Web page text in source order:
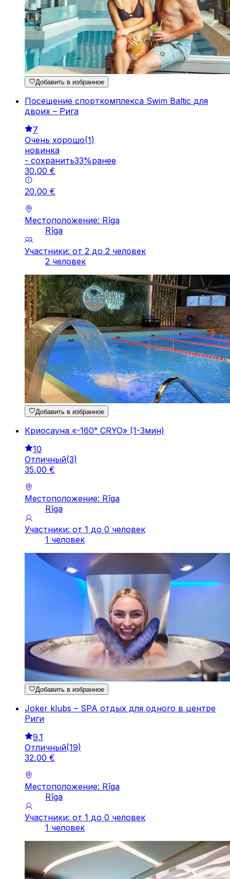
Добавить в избранное
Посещение спорткомплекса Swim Baltic для
двоих – Рига
7
Очень хорошо(1)
новинка
- cохранить33%ранее
30,00 €
20,00 €
Местоположение: Rīga
Rīga
Участники: от 2 до 2 человек
2 человек
Добавить в избранное
Криосауна «-160° CRYO» (1-3мин)
10
Отличный(3)
35,00 €
Местоположение: Rīga
Rīga
Участники: от 1 до 0 человек
1 человек
Добавить в избранное
Joker klubs – SPA отдых для одного в центре
Риги
9.1
Отличный(19)
32,00 €
Местоположение: Rīga
Rīga
Участники: от 1 до 0 человек
1 человек